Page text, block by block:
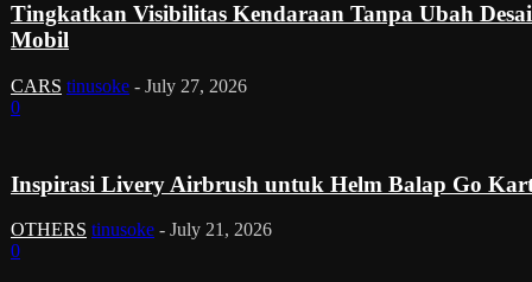
Tingkatkan Visibilitas Kendaraan Tanpa Ubah
Mobil
CARS tinusoke - July 27, 2026
0
Inspirasi Livery Airbrush untuk Helm Balap Go
OTHERS tinusoke - July 21, 2026
0